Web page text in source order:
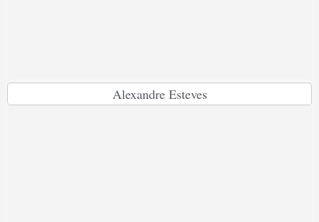
Alexandre Esteves